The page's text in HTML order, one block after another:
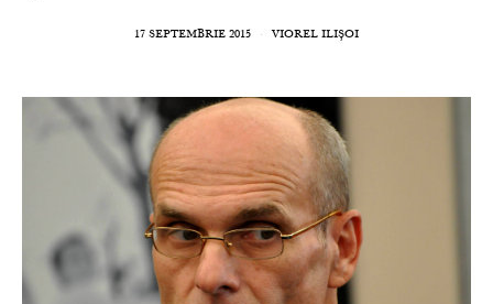
17 SEPTEMBRIE 2015 VIOREL ILIȘOI